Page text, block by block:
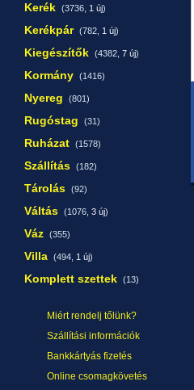
Kerék (3736, 1 új)
Kerékpár (782, 1 új)
Kiegészítők (4382, 7 új)
Kormány (1416)
Nyereg (801)
Rugóstag (31)
Ruházat (1578)
Szállítás (182)
Tárolás (92)
Váltás (1076, 3 új)
Váz (355)
Villa (494, 1 új)
Komplett szettek (13)
Miért rendelj tőlünk?
Szállítási információk
Bankkártyás fizetés
Online csomagkövetés